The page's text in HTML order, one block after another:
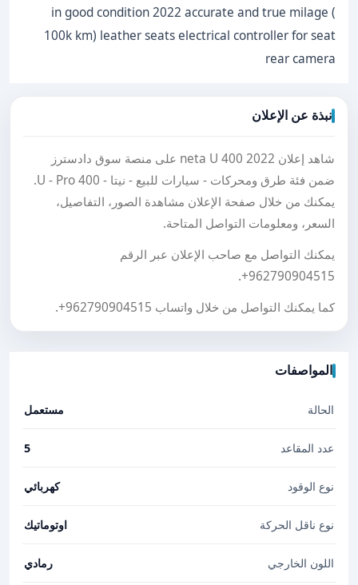
in good condition 2022 accurate and true milage (
100k km) leather seats electrical controller for seat
rear camera
نبذة عن الإعلان
شاهد إعلان neta U 400 2022 على منصة سوق دادسترز
ضمن فئة طرق ومحركات - سيارات للبيع - نيتا - U - Pro 400.
يمكنك من خلال صفحة الإعلان مشاهدة الصور، التفاصيل،
السعر، ومعلومات التواصل المتاحة.
يمكنك التواصل مع صاحب الإعلان عبر الرقم
+962790904515
.
كما يمكنك التواصل من خلال واتساب +962790904515
.
المواصفات
الحالة مستعمل
عدد المقاعد 5
نوع الوقود كهربائي
نوع ناقل الحركة اوتوماتيك
اللون الخارجي رمادي